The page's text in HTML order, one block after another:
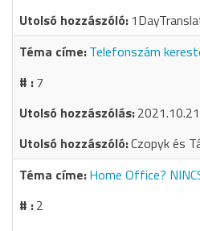
Telefonszám
7
Czopyk és
Home Office?
2